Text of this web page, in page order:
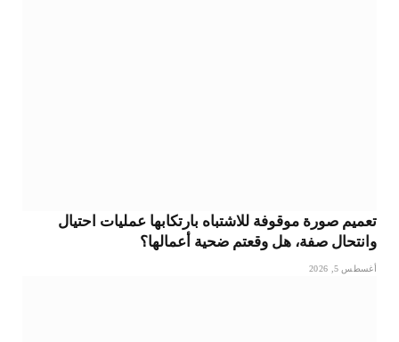
تعميم صورة موقوفة للاشتباه بارتكابها عمليات احتيال
وانتحال صفة، هل وقعتم ضحية أعمالها؟
أغسطس 5, 2026